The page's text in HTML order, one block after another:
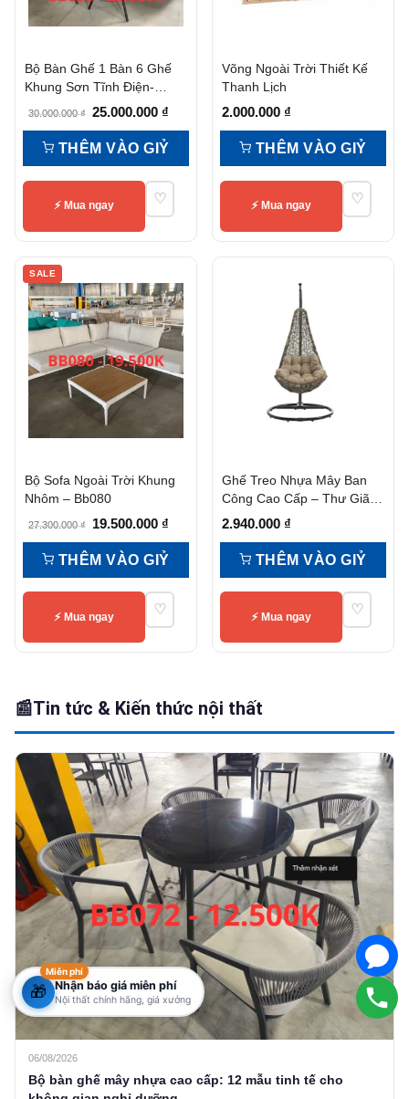
Bộ Bàn Ghế 1 Bàn 6 Ghế
Khung Sơn Tĩnh Điện-
30.000.000₫ Giá
gốc
là:
25.000.000 ₫
hiện
THÊM VÀO GIỶ
⚡ Mua ngay ♡
Võng Ngoài Trời Thiết Kế
Thanh Lịch
2.000.000 ₫
THÊM VÀO GIỶ
⚡ Mua ngay ♡
SALE
Bộ Sofa Ngoài Trời Khung
Nhôm – Bb080
27.300.000₫
Giá
gốc
là:
27.300.000 ₫.
19.500.000 ₫
hiện
là:
THÊM VÀO GIỶ
⚡ Mua ngay ♡
Ghế Treo Nhựa Mây Ban
Công Cao Cấp – Thư Giãn,
Bền Đẹp, Giá Tốt
2.940.000 ₫
THÊM VÀO GIỶ
⚡ Mua ngay ♡
📰Tin tức & Kiến thức nội thất
06/08/2026
Bộ bàn ghế mây nhựa cao cấp: 12 mẫu tinh tế cho
Miễn phí
🎁 Nhận báo giá miễn phí
Nội thất chính hãng, giá xưởng